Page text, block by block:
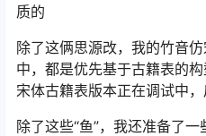
质的
除了这俩思源改，我的竹音
中，都是优先基于古籍表的
宋体古籍表版本正在调试中，
除了这些“鱼”，我还准备了